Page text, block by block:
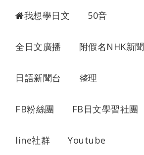
我想學日文 50音
全日文廣播 附假名NHK新聞
日語新聞台 整理
FB粉絲團 FB日文學習社團
line社群 Youtube